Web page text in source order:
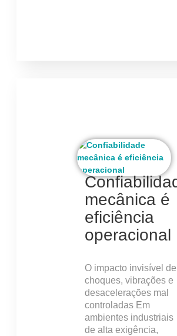
mecânica é
eficiência
operacional
O impacto invisível de
choques, vibrações e
desacelerações mal
controladas Em
ambientes industriais
de alta exigência,